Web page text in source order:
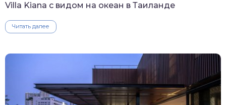
Villa Kiana с видом на океан в Таиланде
Читать далее